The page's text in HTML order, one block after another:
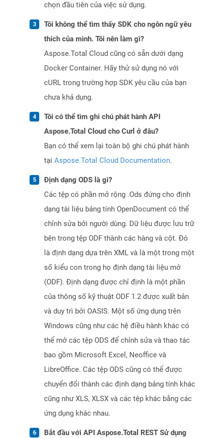
chọn đầu tiên của việc sử dụng.
Tôi không thể tìm thấy SDK cho ngôn ngữ yêu
thích của mình. Tôi nên làm gì?
Aspose.Total Cloud cũng có sẵn dưới dạng
Docker Container. Hãy thử sử dụng nó với
cURL trong trường hợp SDK yêu cầu của bạn
chưa khả dụng.
Tôi có thể tìm ghi chú phát hành API
Aspose.Total Cloud cho Curl ở đâu?
Bạn có thể xem lại toàn bộ ghi chú phát hành
tại Aspose.Total Cloud Documentation.
Định dạng ODS là gì?
Các tệp có phần mở rộng .Ods đứng cho định
dạng tài liệu bảng tính OpenDocument có thể
chỉnh sửa bởi người dùng. Dữ liệu được lưu trữ
bên trong tệp ODF thành các hàng và cột. Đó
là định dạng dựa trên XML và là một trong một
số kiểu con trong họ định dạng tài liệu mở
(ODF). Định dạng được chỉ định là một phần
của thông số kỹ thuật ODF 1.2 được xuất bản
và duy trì bởi OASIS. Một số ứng dụng trên
Windows cũng như các hệ điều hành khác có
thể mở các tệp ODS để chỉnh sửa và thao tác
bao gồm Microsoft Excel, Neoffice và
LibreOffice. Các tệp ODS cũng có thể được
chuyển đổi thành các định dạng bảng tính khác
cũng như XLS, XLSX và các tệp khác bằng các
ứng dụng khác nhau.
Bắt đầu với API Aspose.Total REST Sử dụng